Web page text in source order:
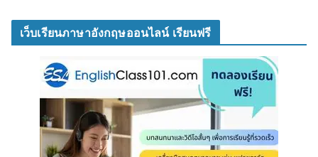
เว็บเรียนภาษาอังกฤษออนไลน์ เรียนฟรี